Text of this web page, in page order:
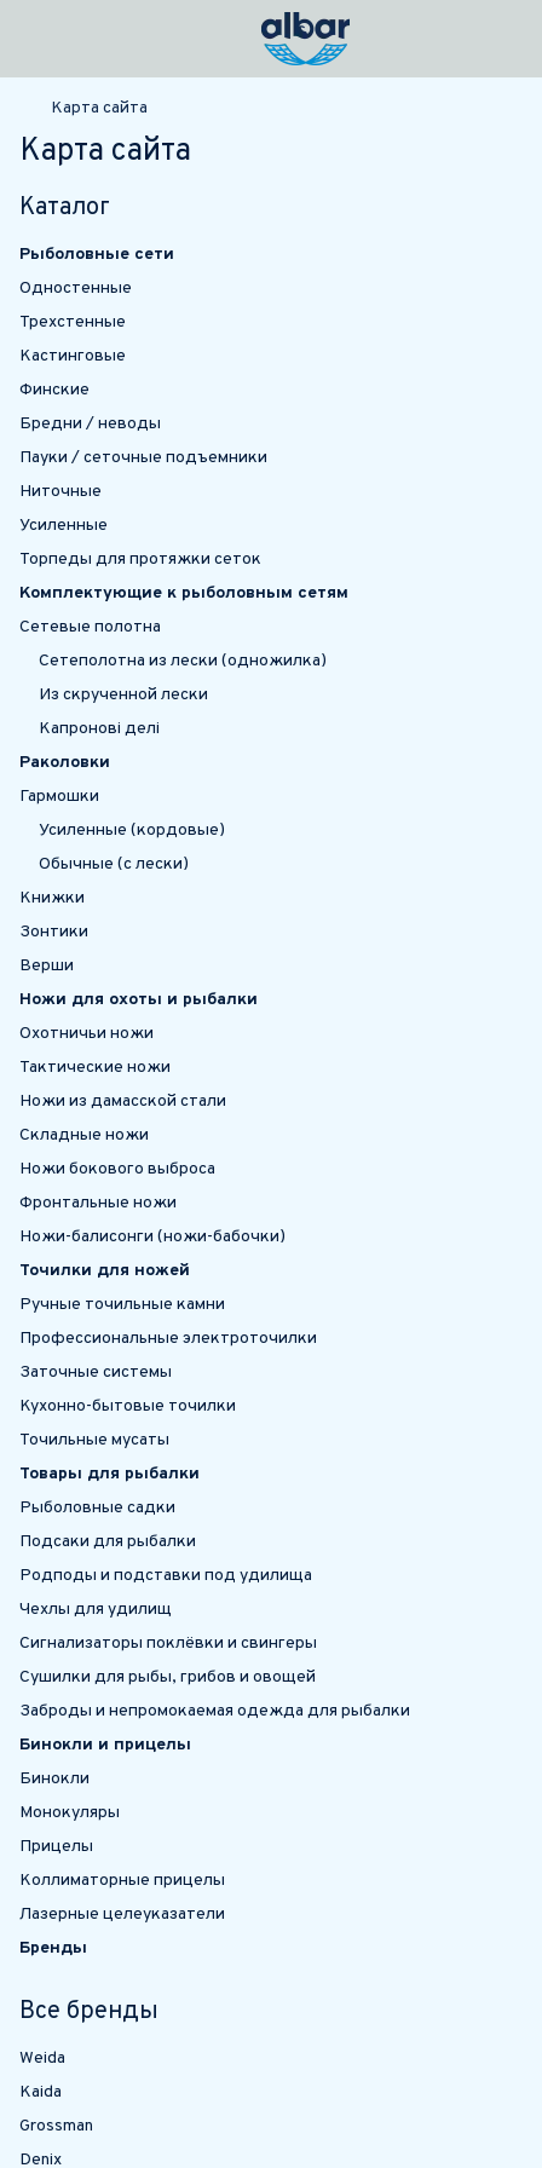
Карта сайта
Карта сайта
Каталог
Рыболовные сети
Одностенные
Трехстенные
Кастинговые
Финские
Бредни / неводы
Пауки / сеточные подъемники
Ниточные
Усиленные
Торпеды для протяжки сеток
Комплектующие к рыболовным сетям
Сетевые полотна
Сетеполотна из лески (одножилка)
Из скрученной лески
Капронові делі
Раколовки
Гармошки
Усиленные (кордовые)
Обычные (с лески)
Книжки
Зонтики
Верши
Ножи для охоты и рыбалки
Охотничьи ножи
Тактические ножи
Ножи из дамасской стали
Складные ножи
Ножи бокового выброса
Фронтальные ножи
Ножи-балисонги (ножи-бабочки)
Точилки для ножей
Ручные точильные камни
Профессиональные электроточилки
Заточные системы
Кухонно-бытовые точилки
Точильные мусаты
Товары для рыбалки
Рыболовные садки
Подсаки для рыбалки
Родподы и подставки под удилища
Чехлы для удилищ
Сигнализаторы поклёвки и свингеры
Сушилки для рыбы, грибов и овощей
Заброды и непромокаемая одежда для рыбалки
Бинокли и прицелы
Бинокли
Монокуляры
Прицелы
Коллиматорные прицелы
Лазерные целеуказатели
Бренды
Все бренды
Weida
Kaida
Grossman
Denix